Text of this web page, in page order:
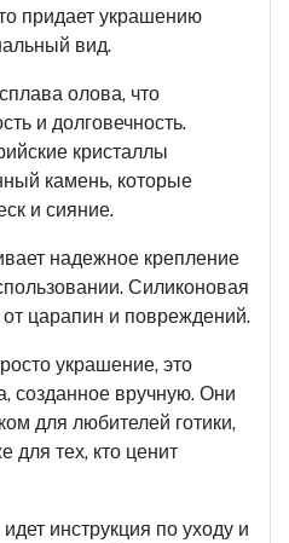
придает украшению
вид.
олова, что
и долговечность.
кристаллы
камень, которые
и сияние.
надежное крепление
Силиконовая
царапин и повреждений.
украшение, это
созданное вручную. Они
для любителей готики,
для тех, кто ценит
инструкция по уходу и